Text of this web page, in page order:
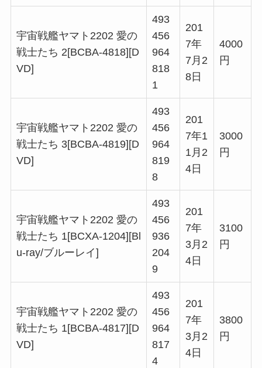
宇宙戦艦ヤマト2202 愛の
戦士たち 2[BCBA-4818][D
VD]
493
456
964
818
1
201
7年
7月2
8日
4000
円
宇宙戦艦ヤマト2202 愛の
戦士たち 3[BCBA-4819][D
VD]
493
456
964
819
8
201
7年1
1月2
4日
3000
円
宇宙戦艦ヤマト2202 愛の
戦士たち 1[BCXA-1204][Bl
u-ray/ブルーレイ]
493
456
936
204
9
201
7年
3月2
4日
3100
円
宇宙戦艦ヤマト2202 愛の
戦士たち 1[BCBA-4817][D
VD]
493
456
964
817
4
201
7年
3月2
4日
3800
円